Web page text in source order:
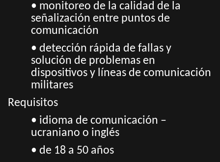
• monitoreo de la calidad de la
señalización entre puntos de
comunicación
• detección rápida de fallas y
solución de problemas en
dispositivos y líneas de comunicación
militares
Requisitos
• idioma de comunicación –
ucraniano o inglés
• de 18 a 50 años